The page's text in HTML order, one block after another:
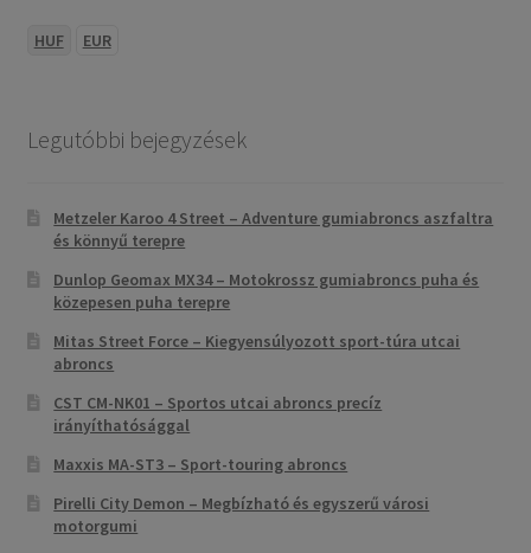
HUF EUR
Legutóbbi bejegyzések
Metzeler Karoo 4 Street – Adventure gumiabroncs aszfaltra
és könnyű terepre
Dunlop Geomax MX34 – Motokrossz gumiabroncs puha és
közepesen puha terepre
Mitas Street Force – Kiegyensúlyozott sport-túra utcai
abroncs
CST CM-NK01 – Sportos utcai abroncs precíz
irányíthatósággal
Maxxis MA-ST3 – Sport-touring abroncs
Pirelli City Demon – Megbízható és egyszerű városi
motorgumi